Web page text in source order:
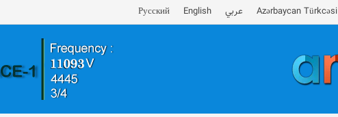
Azərbaycan Türkcəsi عربي English
Русский